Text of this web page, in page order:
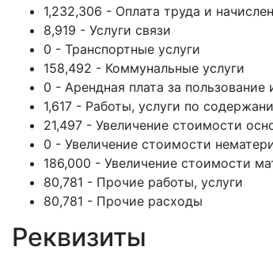
1,232,306 - Оплата труда и
8,919 - Услуги связи
0 - Транспортные услуги
158,492 - Коммунальные услуги
0 - Арендная плата за
1,617 - Работы, услуги по
21,497 - Увеличение стоимости
0 - Увеличение стоимости
186,000 - Увеличение стоимости
80,781 - Прочие работы, услуги
80,781 - Прочие расходы
Реквизиты